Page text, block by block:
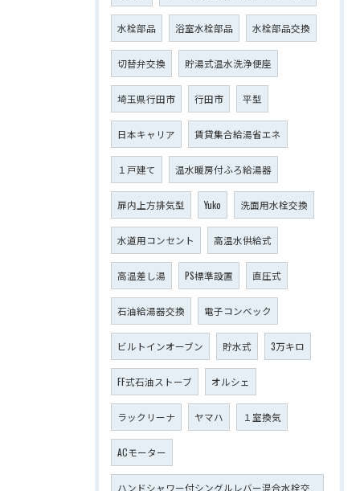
水栓部品 浴室水栓部品 水栓部品交換
切替弁交換 貯湯式温水洗浄便座
埼玉県行田市 行田市 平型
日本キャリア 賃貸集合給湯省エネ
１戸建て 温水暖房付ふろ給湯器
扉内上方排気型 Yuko 洗面用水栓交換
水道用コンセント 高温水供給式
高温差し湯 PS標準設置 直圧式
石油給湯器交換 電子コンベック
ビルトインオーブン 貯水式 3万キロ
FF式石油ストーブ オルシェ
ラックリーナ ヤマハ １室換気
ACモーター
ハンドシャワー付シングルレバー混合水栓交